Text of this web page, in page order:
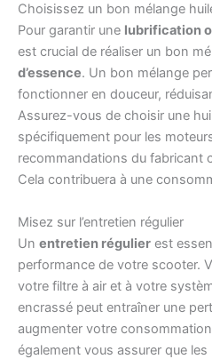
Choisissez un bon mélange
Pour garantir une lubrification
est crucial de réaliser un bon
d’essence. Un bon mélange
fonctionner en douceur,
Assurez-vous de choisir une
spécifiquement pour les
recommandations du fabricant
Cela contribuera à une
Misez sur l’entretien régulier
Un entretien régulier est
performance de votre scooter.
votre filtre à air et à votre
encrassé peut entraîner une
augmenter votre
également vous assurer que les